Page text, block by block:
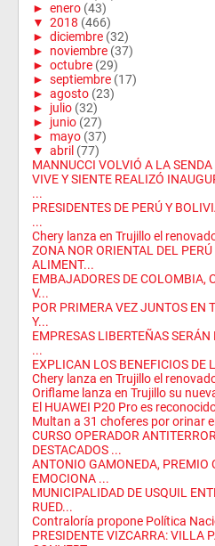
► enero (43)
▼ 2018 (466)
► diciembre (32)
► noviembre (37)
► octubre (29)
► septiembre (17)
► agosto (23)
► julio (32)
► junio (27)
► mayo (37)
▼ abril (77)
MANNUCCI VOLVIÓ A LA SENDA
VIVE Y SIENTE REALIZÓ
...
PRESIDENTES DE PERÚ Y
...
Chery lanza en Trujillo el
ZONA NOR ORIENTAL DEL
ALIMENT...
EMBAJADORES DE COLOMBIA,
V...
POR PRIMERA VEZ JUNTOS
Y...
EMPRESAS LIBERTEÑAS
...
EXPLICAN LOS BENEFICIOS DE
Chery lanza en Trujillo el
Oriflame lanza en Trujillo su
El HUAWEI P20 Pro es
Multan a 31 choferes por orinar
CURSO OPERADOR
DESTACADOS ...
ANTONIO GAMONEDA, PREMIO
EMOCIONA ...
MUNICIPALIDAD DE USQUIL
RUED...
Contraloría propone Política
PRESIDENTE VIZCARRA: VILLA